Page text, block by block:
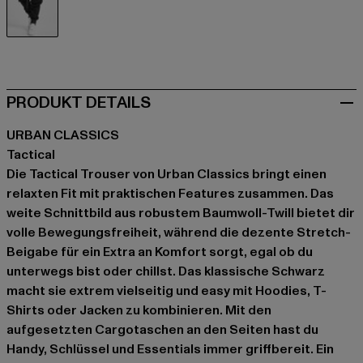
PRODUKT DETAILS
URBAN CLASSICS
Tactical
Die Tactical Trouser von Urban Classics bringt einen
relaxten Fit mit praktischen Features zusammen. Das
weite Schnittbild aus robustem Baumwoll-Twill bietet dir
volle Bewegungsfreiheit, während die dezente Stretch-
Beigabe für ein Extra an Komfort sorgt, egal ob du
unterwegs bist oder chillst. Das klassische Schwarz
macht sie extrem vielseitig und easy mit Hoodies, T-
Shirts oder Jacken zu kombinieren. Mit den
aufgesetzten Cargotaschen an den Seiten hast du
Handy, Schlüssel und Essentials immer griffbereit. Ein